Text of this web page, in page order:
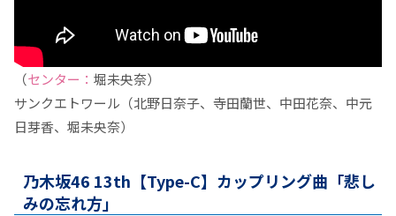
（センター： 堀未央奈）
サンクエトワール（北野日奈子、寺田蘭世、中田花奈、中元
日芽香、堀未央奈）
乃木坂46 13th【Type-C】カップリング曲「悲し
みの忘れ方」